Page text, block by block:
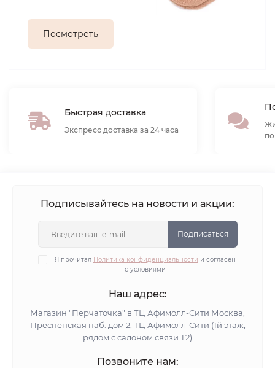
Посмотреть
Быстрая доставка
Экспресс доставка за 24 часа
Подписывайтесь на новости и акции:
Подписаться
Я прочитал Политика конфиденциальности и согласен
с условиями
Наш адрес:
Магазин "Перчаточка" в ТЦ Афимолл-Сити Москва,
Пресненская наб. дом 2, ТЦ Афимолл-Сити (1й этаж,
рядом с салоном связи Т2)
Позвоните нам: